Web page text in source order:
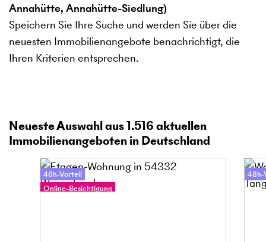
Annahütte, Annahütte-Siedlung)
Speichern Sie Ihre Suche und werden Sie über die
neuesten Immobilienangebote benachrichtigt, die
Ihren Kriterien entsprechen.
Neueste Auswahl aus1.516aktuellen
Immobilienangeboten in Deutschland
48h-Vorteil
Online-Besichtigung
48h-